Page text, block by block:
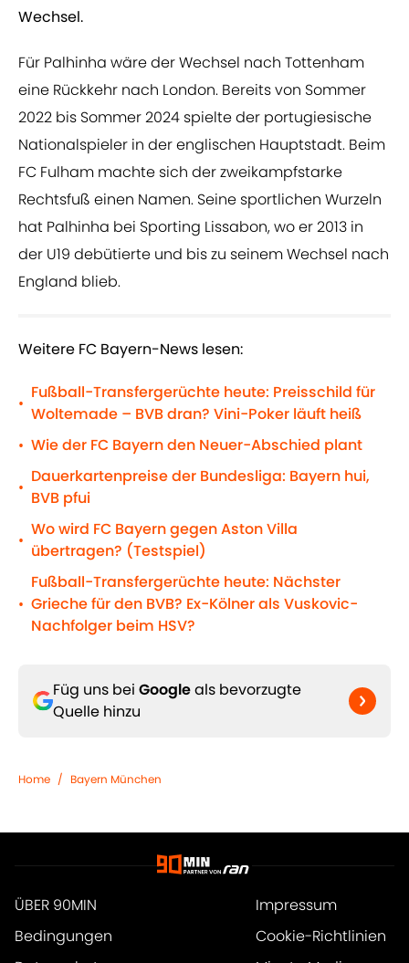
Wechsel.
Für Palhinha wäre der Wechsel nach Tottenham
eine Rückkehr nach London. Bereits von Sommer
2022 bis Sommer 2024 spielte der portugiesische
Nationalspieler in der englischen Hauptstadt. Beim
FC Fulham machte sich der zweikampfstarke
Rechtsfuß einen Namen. Seine sportlichen Wurzeln
hat Palhinha bei Sporting Lissabon, wo er 2013 in
der U19 debütierte und bis zu seinem Wechsel nach
England blieb.
Weitere FC Bayern-News lesen:
•
Fußball-Transfergerüchte heute: Preisschild für
Woltemade – BVB dran? Vini-Poker läuft heiß
• Wie der FC Bayern den Neuer-Abschied plant
•
Dauerkartenpreise der Bundesliga: Bayern hui,
BVB pfui
•
Wo wird FC Bayern gegen Aston Villa
übertragen? (Testspiel)
•
Fußball-Transfergerüchte heute: Nächster
Grieche für den BVB? Ex-Kölner als Vuskovic-
Nachfolger beim HSV?
Füg uns bei Googleals bevorzugte
Quelle hinzu
Home / Bayern München
ÜBER 90MIN
Impressum
Bedingungen
Cookie-Richtlinien